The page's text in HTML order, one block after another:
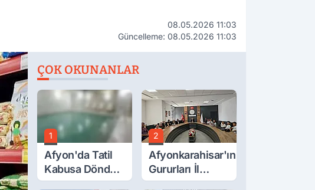
08.05.2026 11:03
Güncelleme: 08.05.2026 11:03
ÇOK OKUNANLAR
1
Afyon'da Tatil
Kabusa Döndü,
Acı Son!
2
Afyonkarahisar'ın
Gururları İl
Müdürüyle